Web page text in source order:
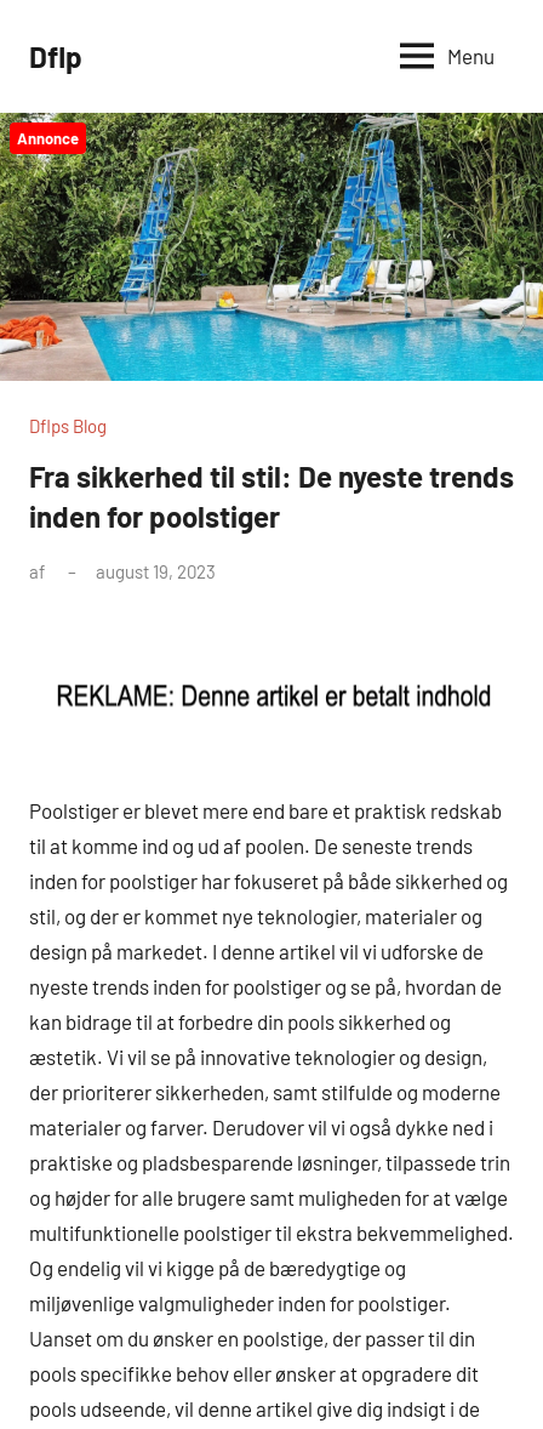
Dflp Menu
Annonce
Dflps Blog
Fra sikkerhed til stil: De nyeste trends
inden for poolstiger
af august 19, 2023
Poolstiger er blevet mere end bare et praktisk redskab
til at komme ind og ud af poolen. De seneste trends
inden for poolstiger har fokuseret på både sikkerhed og
stil, og der er kommet nye teknologier, materialer og
design på markedet. I denne artikel vil vi udforske de
nyeste trends inden for poolstiger og se på, hvordan de
kan bidrage til at forbedre din pools sikkerhed og
æstetik. Vi vil se på innovative teknologier og design,
der prioriterer sikkerheden, samt stilfulde og moderne
materialer og farver. Derudover vil vi også dykke ned i
praktiske og pladsbesparende løsninger, tilpassede trin
og højder for alle brugere samt muligheden for at vælge
multifunktionelle poolstiger til ekstra bekvemmelighed.
Og endelig vil vi kigge på de bæredygtige og
miljøvenlige valgmuligheder inden for poolstiger.
Uanset om du ønsker en poolstige, der passer til din
pools specifikke behov eller ønsker at opgradere dit
pools udseende, vil denne artikel give dig indsigt i de